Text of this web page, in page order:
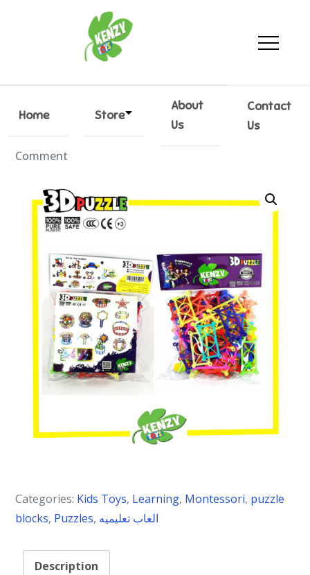
KenzyToys
Every kid toy
Home Store
About
Us
Contact
Us
By Kenzytoys 06/04/2023
Comment
Categories: Kids Toys, Learning, Montessori, puzzle
blocks, Puzzles, العاب تعليميه
Description